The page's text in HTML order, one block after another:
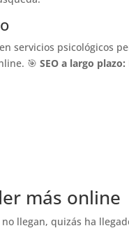
servicios psicológicos
🎯 SEO a largo plazo:
más online
llegan, quizás ha